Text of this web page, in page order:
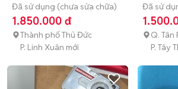
Đã sử dụng (chưa sửa chữa)
1.850.000 đ
Thành phố Thủ Đức
P. Linh Xuân mới
Đã sử
Q. Tân
P. Tây